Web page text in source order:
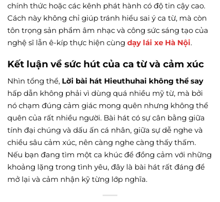
chính thức hoặc các kênh phát hành có độ tin cậy cao.
Cách này không chỉ giúp tránh hiểu sai ý ca từ, mà còn
tôn trọng sản phẩm âm nhạc và công sức sáng tạo của
nghệ sĩ lẫn ê-kíp thực hiện cùng dạy lái xe Hà Nội.
Kết luận về sức hút của ca từ và cảm xúc
Nhìn tổng thể, Lời bài hát Hieuthuhai không thể say
hấp dẫn không phải vì dùng quá nhiều mỹ từ, mà bởi
nó chạm đúng cảm giác mong quên nhưng không thể
quên của rất nhiều người. Bài hát có sự cân bằng giữa
tính đại chúng và dấu ấn cá nhân, giữa sự dễ nghe và
chiều sâu cảm xúc, nên càng nghe càng thấy thấm.
Nếu bạn đang tìm một ca khúc để đồng cảm với những
khoảng lặng trong tình yêu, đây là bài hát rất đáng để
mở lại và cảm nhận kỹ từng lớp nghĩa.